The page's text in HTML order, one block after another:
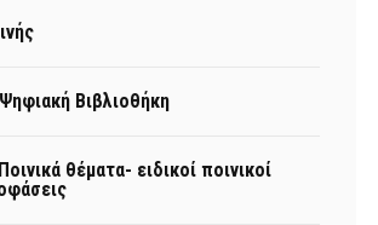
Βιβλιοθήκη
θέματα- ειδικοί ποινικοί